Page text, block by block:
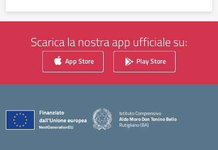
Scarica la nostra app ufficiale su:
App Store Play Store
Istituto Comprensivo
Aldo Moro Don Tonino Bello
Rutigliano (BA)
— Visita la pagina iniziale della scuola